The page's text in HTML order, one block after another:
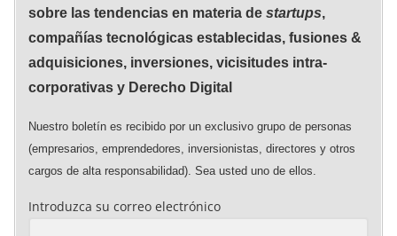
sobre las tendencias en materia de startups,
compañías tecnológicas establecidas, fusiones &
adquisiciones, inversiones, vicisitudes intra-
corporativas y Derecho Digital
Nuestro boletín es recibido por un exclusivo grupo de personas
(empresarios, emprendedores, inversionistas, directores y otros
cargos de alta responsabilidad). Sea usted uno de ellos.
Introduzca su correo electrónico